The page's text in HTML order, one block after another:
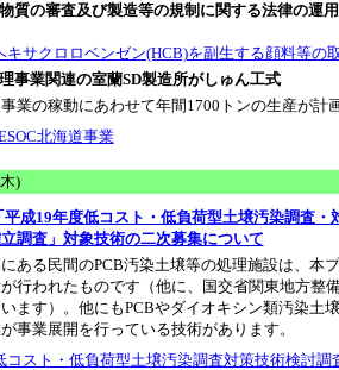
質の審査及び製造等の規制に関する法律の運
キサクロロベンゼン(HCB)を副生する顔料等の
事業関連の室蘭SD製造所がしゅん工式
業の稼動にあわせて年間1700トンの生産が計
北海道事業
)
平成19年度低コスト・低負荷型土壌汚染調査
調査」対象技術の二次募集について
ある民間のPCB汚染土壌等の処理施設は、本
行われたものです（他に、国交省関東地方整
ます）。他にもPCBやダイオキシン類汚染土
事業展開を行っている技術があります。
コスト・低負荷型土壌汚染調査対策技術検討調